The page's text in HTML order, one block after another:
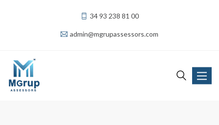
34 93 238 81 00
admin@mgrupassessors.com
Toggle